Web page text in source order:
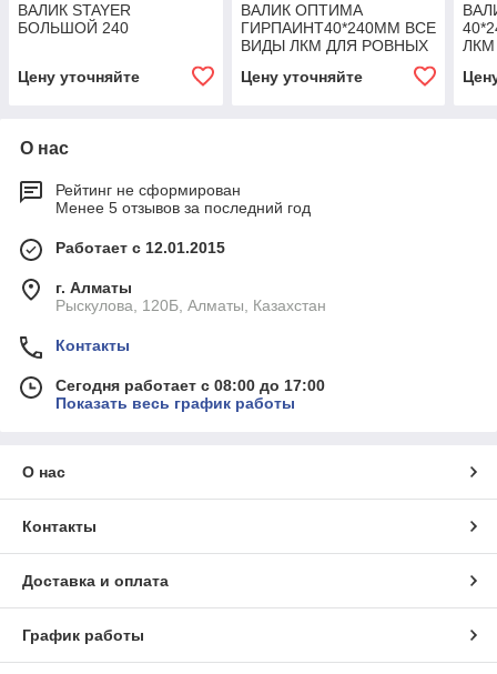
ВАЛИК STAYER
БОЛЬШОЙ 240
Цену уточняйте
ВАЛИК ОПТИМА
ГИРПАИНТ40*240ММ ВСЕ
ВИДЫ ЛКМ ДЛЯ РОВНЫХ
ПОВЕРХНОСТЕЙ В12ММ
Б6ММ ЗУБР
Цену уточняйте
О нас
Рейтинг не сформирован
Менее 5 отзывов за последний год
Работает с 12.01.2015
г. Алматы
Рыскулова, 120Б, Алматы, Казахстан
Контакты
Сегодня работает с 08:00 до 17:00
Показать весь график работы
О нас
Контакты
Доставка и оплата
График работы